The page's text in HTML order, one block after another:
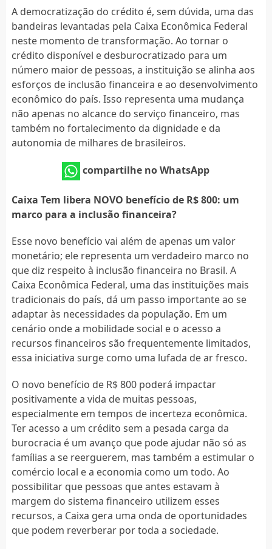
A democratização do crédito é, sem dúvida, uma das
bandeiras levantadas pela Caixa Econômica Federal
neste momento de transformação. Ao tornar o
crédito disponível e desburocratizado para um
número maior de pessoas, a instituição se alinha aos
esforços de inclusão financeira e ao desenvolvimento
econômico do país. Isso representa uma mudança
não apenas no alcance do serviço financeiro, mas
também no fortalecimento da dignidade e da
autonomia de milhares de brasileiros.
compartilhe no WhatsApp
Caixa Tem libera NOVO benefício de R$ 800: um
marco para a inclusão financeira?
Esse novo benefício vai além de apenas um valor
monetário; ele representa um verdadeiro marco no
que diz respeito à inclusão financeira no Brasil. A
Caixa Econômica Federal, uma das instituições mais
tradicionais do país, dá um passo importante ao se
adaptar às necessidades da população. Em um
cenário onde a mobilidade social e o acesso a
recursos financeiros são frequentemente limitados,
essa iniciativa surge como uma lufada de ar fresco.
O novo benefício de R$ 800 poderá impactar
positivamente a vida de muitas pessoas,
especialmente em tempos de incerteza econômica.
Ter acesso a um crédito sem a pesada carga da
burocracia é um avanço que pode ajudar não só as
famílias a se reerguerem, mas também a estimular o
comércio local e a economia como um todo. Ao
possibilitar que pessoas que antes estavam à
margem do sistema financeiro utilizem esses
recursos, a Caixa gera uma onda de oportunidades
que podem reverberar por toda a sociedade.